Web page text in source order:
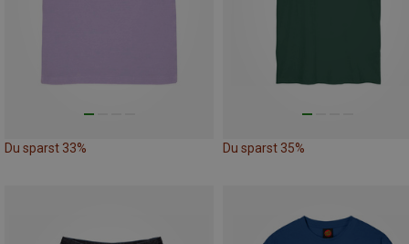
Du sparst 33% Du sparst 35%